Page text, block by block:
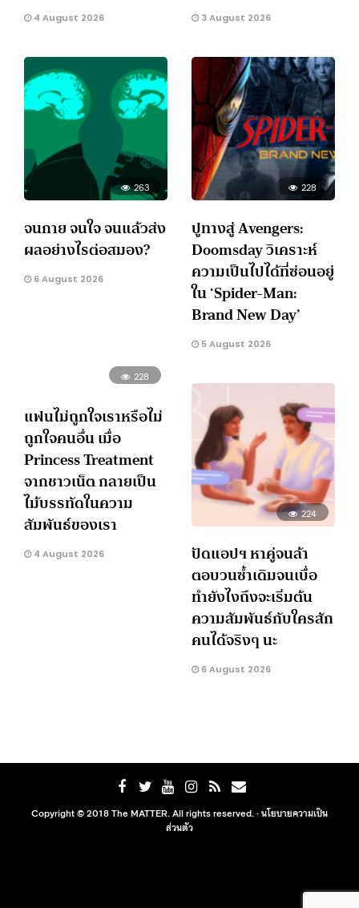
4 August 2026 3 August 2026
263
จนกาย จนใจ จนแล้วส่ง
ผลอย่างไรต่อสมอง?
6 August 2026
228
ปูทางสู่ Avengers:
Doomsday วิเคราะห์
ความเป็นไปได้ที่ซ่อนอยู่
ใน ‘Spider-Man:
Brand New Day’
5 August 2026
228
แฟนไม่ถูกใจเราหรือไม่
ถูกใจคนอื่น เมื่อ
Princess Treatment
จากชาวเน็ต กลายเป็น
ไม้บรรทัดในความ
สัมพันธ์ของเรา
4 August 2026
224
ปัดแอปฯ หาคู่จนล้า
ตอบวนซ้ำเดิมจนเบื่อ
ทำยังไงถึงจะเริ่มต้น
ความสัมพันธ์กับใครสัก
คนได้จริงๆ นะ
6 August 2026
Copyright © 2018 The MATTER. All rights reserved. ·นโยบายความเป็น
ส่วนตัว